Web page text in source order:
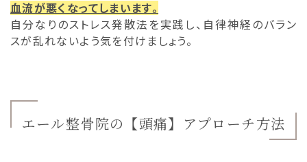
血流が悪くなってしまいます。
自分なりのストレス発散法を実践し、自律神経のバラン
スが乱れないよう気を付けましょう。
エール整骨院の【頭痛】アプローチ方法